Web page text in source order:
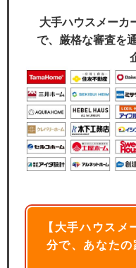
大手ハウスメーカ
で、厳格な審査を
【大手ハウス
分で、あなた